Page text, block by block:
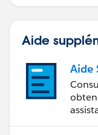
12. Checking that
Not Provided
13. Looking for
Aide
Aide